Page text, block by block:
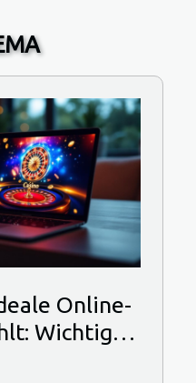
Online-
Wichtige